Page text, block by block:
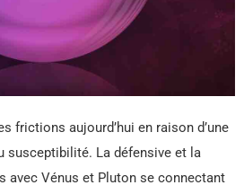
frictions aujourd’hui en raison d’une
susceptibilité. La défensive et la
avec Vénus et Pluton se connectant